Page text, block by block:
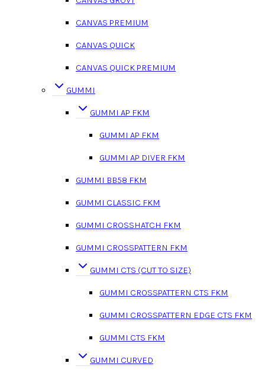
CANVAS PREMIUM
CANVAS QUICK
CANVAS QUICK PREMIUM
GUMMI
GUMMI AP FKM
GUMMI AP FKM
GUMMI AP DIVER FKM
GUMMI BB58 FKM
GUMMI CLASSIC FKM
GUMMI CROSSHATCH FKM
GUMMI CROSSPATTERN FKM
GUMMI CTS (CUT TO SIZE)
GUMMI CROSSPATTERN CTS FKM
GUMMI CROSSPATTERN EDGE CTS FKM
GUMMI CTS FKM
GUMMI CURVED